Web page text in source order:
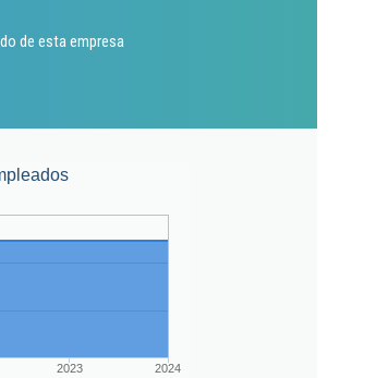
de esta empresa
2023 2024